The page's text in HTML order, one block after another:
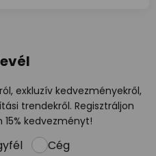
exkluzív kedvezményekről,
trendekről. Regisztráljon
kedvezményt!
Cég